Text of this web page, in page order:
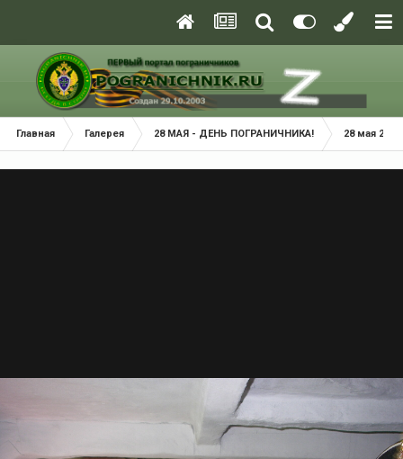
Главная Галерея 28 МАЯ - ДЕНЬ ПОГРАНИЧНИКА! 28 мая